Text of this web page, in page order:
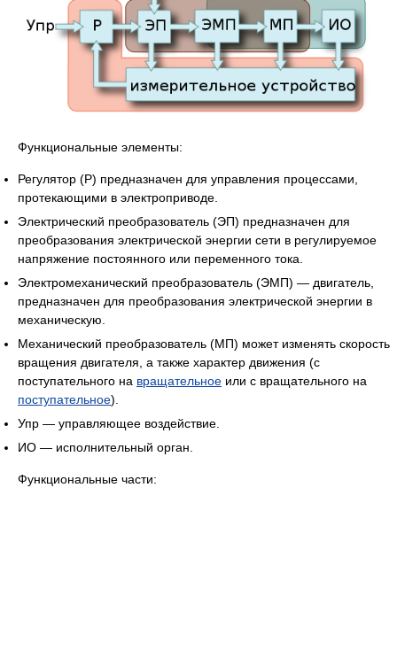
Функциональные элементы:
Регулятор (Р) предназначен для управления процессами,
протекающими в электроприводе.
Электрический преобразователь (ЭП) предназначен для
преобразования электрической энергии сети в регулируемое
напряжение постоянного или переменного тока.
Электромеханический преобразователь (ЭМП) — двигатель,
предназначен для преобразования электрической энергии в
механическую.
Механический преобразователь (МП) может изменять скорость
вращения двигателя, а также характер движения (с
поступательного на вращательное или с вращательного на
поступательное).
Упр — управляющее воздействие.
ИО — исполнительный орган.
Функциональные части: